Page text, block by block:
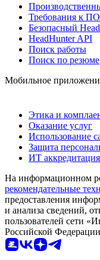
Требования к ПО
Безопасный
HeadHunter API
Поиск работы
Поиск по резюме
Мобильное
Этика и
Оказание услуг
Использование
Защита
ИТ аккредитация
На информационном
рекомендательные
предоставления
и анализа сведений,
пользователей сети
Российской